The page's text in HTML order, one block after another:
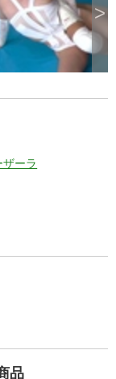
のハンディキャッ